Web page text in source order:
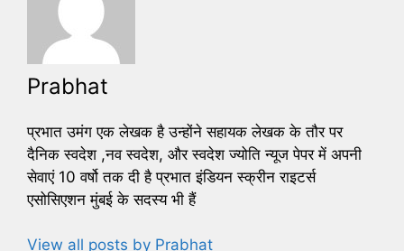
Prabhat
प्रभात उमंग एक लेखक है उन्होंने सहायक लेखक के तौर पर
दैनिक स्वदेश ,नव स्वदेश, और स्वदेश ज्योति न्यूज पेपर में अपनी
सेवाएं 10 वर्षो तक दी है प्रभात इंडियन स्क्रीन राइटर्स
एसोसिएशन मुंबई के सदस्य भी हैं
View all posts by Prabhat